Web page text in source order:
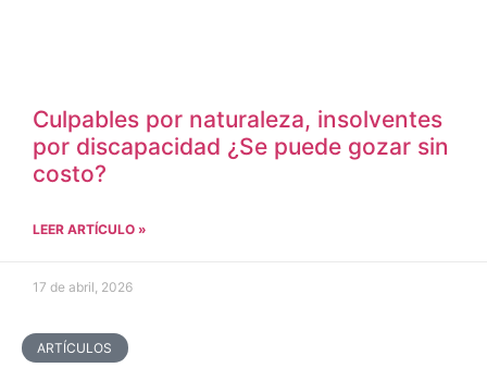
Culpables por naturaleza, insolventes
por discapacidad ¿Se puede gozar sin
costo?
LEER ARTÍCULO »
17 de abril, 2026
ARTÍCULOS